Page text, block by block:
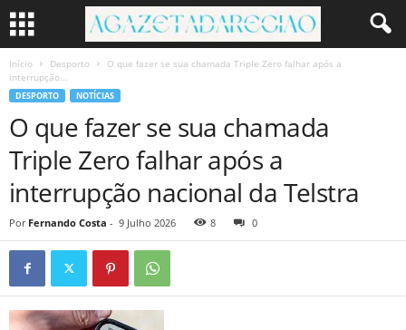
Início Desporto
O que fazer se sua chamada Triple Zero falhar após a
interrupção...
DESPORTO NOTÍCIAS
O que fazer se sua chamada
Triple Zero falhar após a
interrupção nacional da Telstra
Por Fernando Costa - 9 Julho 2026 8 0